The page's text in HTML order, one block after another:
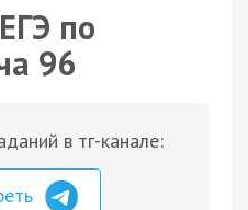
по
96
в тг-канале: